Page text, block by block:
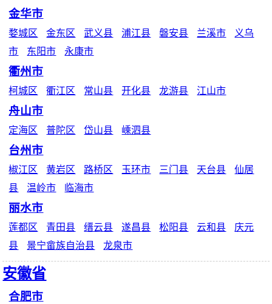
金华市
婺城区 金东区 武义县 浦江县 磐安县 兰溪市
义乌
市
东阳市 永康市
衢州市
柯城区 衢江区 常山县 开化县 龙游县 江山市
舟山市
定海区 普陀区 岱山县 嵊泗县
台州市
椒江区 黄岩区 路桥区 玉环市 三门县 天台县
仙居
县
温岭市 临海市
丽水市
莲都区 青田县 缙云县 遂昌县 松阳县 云和县
庆元
县
景宁畲族自治县 龙泉市
安徽省
合肥市